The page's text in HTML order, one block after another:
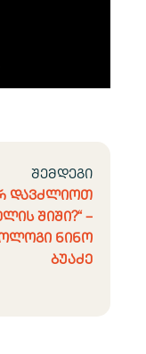
შემდეგი
დავძლიოთ
შიში?“ –
ნინო
ბუაძე